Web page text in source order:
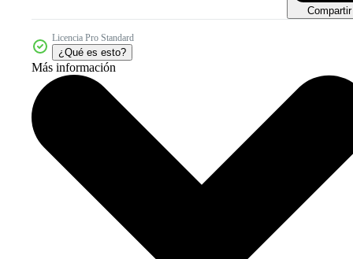
Compartir
Licencia Pro Standard
¿Qué es esto?
Más información